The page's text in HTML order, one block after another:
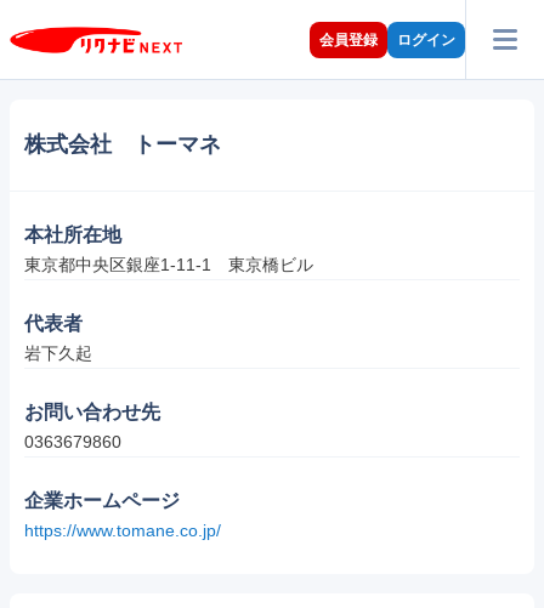
会員登録 ログイン
株式会社 トーマネ
本社所在地
東京都中央区銀座1-11-1　東京橋ビル
代表者
岩下久起
お問い合わせ先
0363679860
企業ホームページ
https://www.tomane.co.jp/